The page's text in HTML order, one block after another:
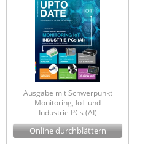
Ausgabe mit Schwerpunkt
Monitoring, IoT und
Industrie PCs (AI)
Online durchblättern